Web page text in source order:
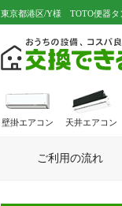
東京都港区/Y様 TOTO便器タ
壁掛エアコン 天井エアコン
ご利用の流れ